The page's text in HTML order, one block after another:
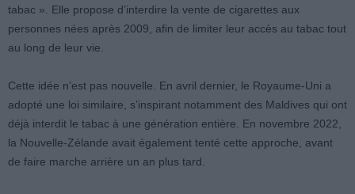
tabac ». Elle propose d’interdire la vente de cigarettes aux
personnes nées après 2009, afin de limiter leur accès au tabac tout
au long de leur vie.
Cette idée n’est pas nouvelle. En avril dernier, le Royaume-Uni a
adopté une loi similaire, s’inspirant notamment des Maldives qui ont
déjà interdit le tabac à une génération entière. En novembre 2022,
la Nouvelle-Zélande avait également tenté cette approche, avant
de faire marche arrière un an plus tard.